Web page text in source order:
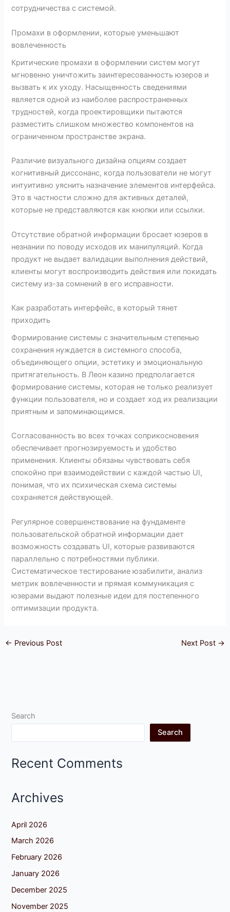
сотрудничества с системой.
Промахи в оформлении, которые уменьшают
вовлеченность
Критические промахи в оформлении систем могут
мгновенно уничтожить заинтересованность юзеров и
вызвать к их уходу. Насыщенность сведениями
является одной из наиболее распространенных
трудностей, когда проектировщики пытаются
разместить слишком множество компонентов на
ограниченном пространстве экрана.
Различие визуального дизайна опциям создает
когнитивный диссонанс, когда пользователи не могут
интуитивно уяснить назначение элементов интерфейса.
Это в частности сложно для активных деталей,
которые не представляются как кнопки или ссылки.
Отсутствие обратной информации бросает юзеров в
незнании по поводу исходов их манипуляций. Когда
продукт не выдает валидации выполнения действий,
клиенты могут воспроизводить действия или покидать
систему из-за сомнений в его исправности.
Как разработать интерфейс, в который тянет
приходить
Формирование системы с значительным степенью
сохранения нуждается в системного способа,
объединяющего опции, эстетику и эмоциональную
притягательность. В Леон казино предполагается
формирование системы, которая не только реализует
функции пользователя, но и создает ход их реализации
приятным и запоминающимся.
Согласованность во всех точках соприкосновения
обеспечивает прогнозируемость и удобство
применения. Клиенты обязаны чувствовать себя
спокойно при взаимодействии с каждой частью UI,
понимая, что их психическая схема системы
сохраняется действующей.
Регулярное совершенствование на фундаменте
пользовательской обратной информации дает
возможность создавать UI, которые развиваются
параллельно с потребностями публики.
Систематическое тестирование юзабилити, анализ
метрик вовлеченности и прямая коммуникация с
юзерами выдают полезные идеи для постепенного
оптимизации продукта.
← Previous Post Next Post →
Search
Search
Recent Comments
Archives
April 2026
March 2026
February 2026
January 2026
December 2025
November 2025